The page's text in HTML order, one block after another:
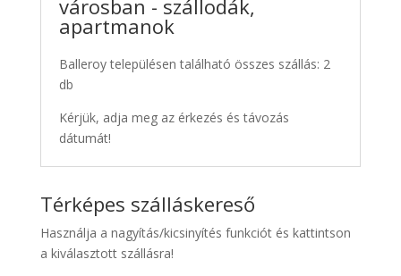
városban - szállodák,
apartmanok
Balleroy településen található összes szállás: 2
db
Kérjük, adja meg az érkezés és távozás
dátumát!
Térképes szálláskereső
Használja a nagyítás/kicsinyítés funkciót és kattintson
a kiválasztott szállásra!